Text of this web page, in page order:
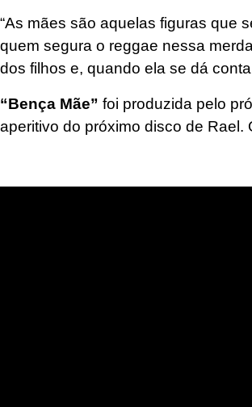
“As mães são aquelas figuras que
quem segura o reggae nessa
dos filhos e, quando ela se dá
“Bença Mãe” foi produzida pelo
aperitivo do próximo disco de Rael.